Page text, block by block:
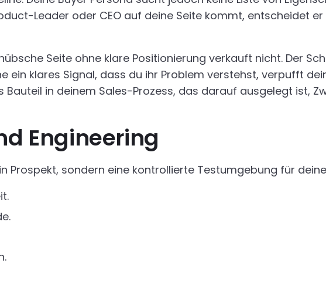
Leader oder CEO auf deine Seite kommt, entscheidet
Seite ohne klare Positionierung verkauft nicht. Der
ein klares Signal, dass du ihr Problem verstehst, verpufft
in deinem Sales-Prozess, das darauf ausgelegt ist,
Engineering
Prospekt, sondern eine kontrollierte Testumgebung für